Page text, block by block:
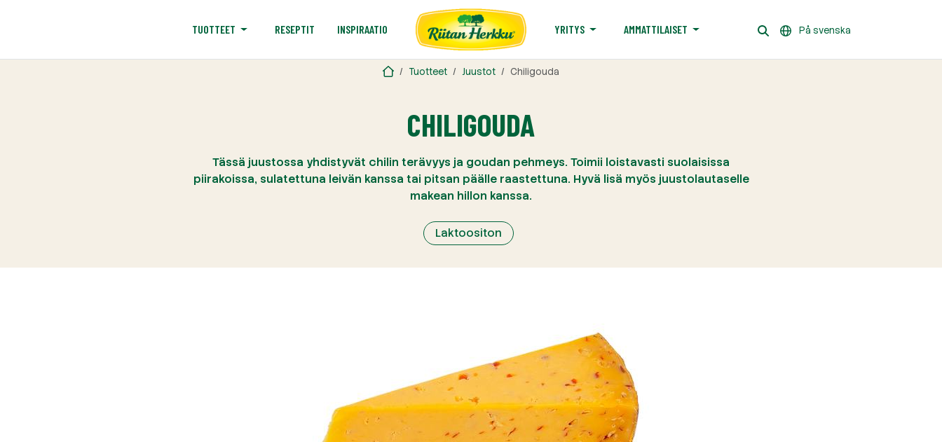
TUOTTEET RESEPTIT INSPIRAATIO YRITYS AMMATTILAISET På svenska
Tuotteet Juustot Chiligouda
CHILIGOUDA
Tässä juustossa yhdistyvät chilin terävyys ja goudan pehmeys. Toimii loistavasti suolaisissa
piirakoissa, sulatettuna leivän kanssa tai pitsan päälle raastettuna. Hyvä lisä myös juustolautaselle
makean hillon kanssa.
Laktoositon